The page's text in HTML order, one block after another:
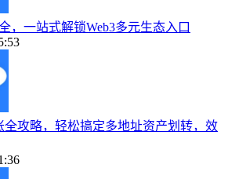
，一站式解锁Web3多元生态入口
全攻略，轻松搞定多地址资产划转，效